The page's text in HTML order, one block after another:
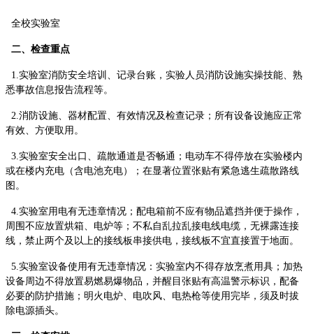
全校实验室
二、检查重点
1.实验室消防安全培训、记录台账，实验人员消防设施实操技能、熟
悉事故信息报告流程等。
2.消防设施、器材配置、有效情况及检查记录；所有设备设施应正常
有效、方便取用。
3.实验室安全出口、疏散通道是否畅通；电动车不得停放在实验楼内
或在楼内充电（含电池充电）；在显著位置张贴有紧急逃生疏散路线
图。
4.实验室用电有无违章情况；配电箱前不应有物品遮挡并便于操作，
周围不应放置烘箱、电炉等；不私自乱拉乱接电线电缆，无裸露连接
线，禁止两个及以上的接线板串接供电，接线板不宜直接置于地面。
5.实验室设备使用有无违章情况：实验室内不得存放烹煮用具；加热
设备周边不得放置易燃易爆物品，并醒目张贴有高温警示标识，配备
必要的防护措施；明火电炉、电吹风、电热枪等使用完毕，须及时拔
除电源插头。